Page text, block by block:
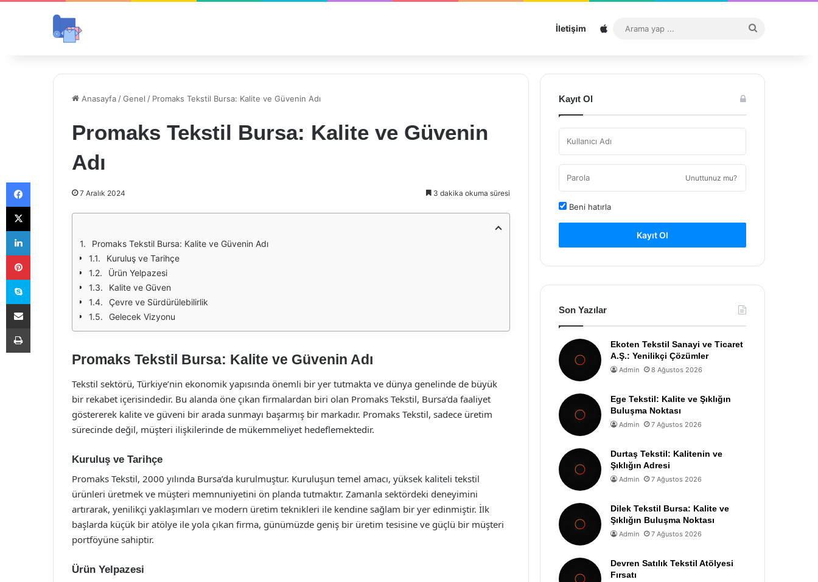
İletişim Sitemap
...
Anasayfa /Genel / Promaks Tekstil Bursa: Kalite ve Güvenin Adı
Promaks Tekstil Bursa: Kalite ve Güvenin
Adı
7 Aralık 2024 3 dakika okuma süresi
Promaks Tekstil Bursa: Kalite ve Güvenin Adı
Kuruluş ve Tarihçe
Ürün Yelpazesi
Kalite ve Güven
Çevre ve Sürdürülebilirlik
Gelecek Vizyonu
Promaks Tekstil Bursa: Kalite ve Güvenin Adı
Tekstil sektörü, Türkiye’nin ekonomik yapısında önemli bir yer tutmakta ve dünya genelinde de büyük
bir rekabet içerisindedir. Bu alanda öne çıkan firmalardan biri olan Promaks Tekstil, Bursa’da faaliyet
göstererek kalite ve güveni bir arada sunmayı başarmış bir markadır. Promaks Tekstil, sadece üretim
sürecinde değil, müşteri ilişkilerinde de mükemmeliyet hedeflemektedir.
Kuruluş ve Tarihçe
Promaks Tekstil, 2000 yılında Bursa’da kurulmuştur. Kuruluşun temel amacı, yüksek kaliteli tekstil
ürünleri üretmek ve müşteri memnuniyetini ön planda tutmaktır. Zamanla sektördeki deneyimini
artırarak, yenilikçi yaklaşımları ve modern üretim teknikleri ile kendine sağlam bir yer edinmiştir. İlk
başlarda küçük bir atölye ile yola çıkan firma, günümüzde geniş bir üretim tesisine ve güçlü bir müşteri
portföyüne sahiptir.
Ürün Yelpazesi
Kayıt Ol
Unuttunuz mu?
Beni hatırla
Kayıt Ol
Son Yazılar
Ekoten Tekstil Sanayi ve Ticaret
A.Ş.: Yenilikçi Çözümler
Admin 8 Ağustos 2026
Ege Tekstil: Kalite ve Şıklığın
Buluşma Noktası
Admin 7 Ağustos 2026
Durtaş Tekstil: Kalitenin ve
Şıklığın Adresi
Admin 7 Ağustos 2026
Dilek Tekstil Bursa: Kalite ve
Şıklığın Buluşma Noktası
Admin 7 Ağustos 2026
Devren Satılık Tekstil Atölyesi
Fırsatı
Facebook
X
LinkedIn
Pinterest
Skype
E-Posta ile paylaş